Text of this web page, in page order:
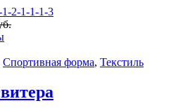
2-1-1-1-3
Спортивная форма, Текстиль